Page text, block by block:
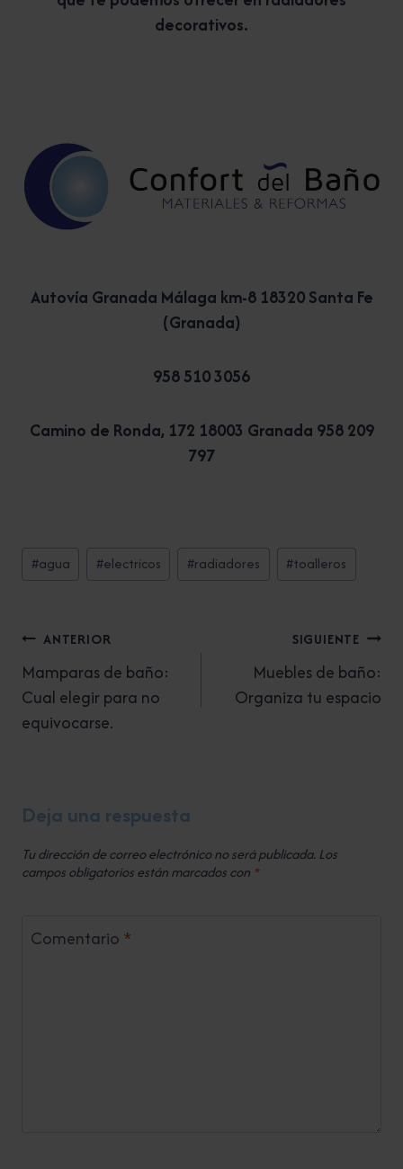
decorativos.
Autovía Granada Málaga km-8 18320 Santa Fe
(Granada)
958 510 3056
Camino de Ronda, 172 18003 Granada 958 209
797
Etiquetas
de
#agua #electricos #radiadores #toalleros
Navegación
de
entradas
ANTERIOR
Mamparas de baño:
Cual elegir para no
equivocarse.
SIGUIENTE
Muebles de baño:
Organiza tu espacio
Deja una respuesta
Tu dirección de correo electrónico no será publicada. Los
campos obligatorios están marcados con *
Comentario *